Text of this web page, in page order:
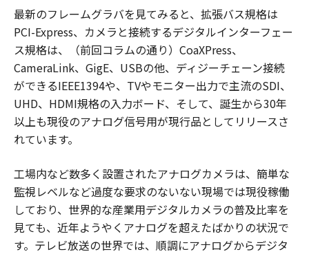
最新のフレームグラバを見てみると、拡張バス規格は
PCI-Express、カメラと接続するデジタルインターフェー
ス規格は、（前回コラムの通り）CoaXPress、
CameraLink、GigE、USBの他、ディジーチェーン接続
ができるIEEE1394や、TVやモニター出力で主流のSDI、
UHD、HDMI規格の入力ボード、そして、誕生から30年
以上も現役のアナログ信号用が現行品としてリリースさ
れています。
工場内など数多く設置されたアナログカメラは、簡単な
監視レベルなど過度な要求のないない現場では現役稼働
しており、世界的な産業用デジタルカメラの普及比率を
見ても、近年ようやくアナログを超えたばかりの状況で
す。テレビ放送の世界では、順調にアナログからデジタ